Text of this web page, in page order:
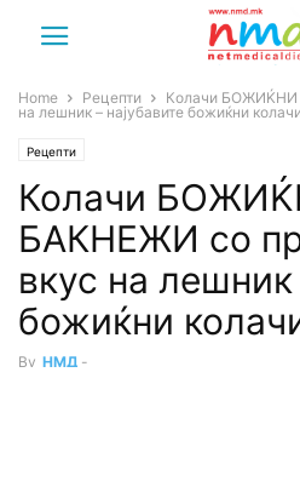
Home Рецепти
Колачи БОЖИЌНИ
на лешник – најубавите божиќни колачи
Рецепти
Колачи
БАКНЕЖИ со
вкус на лешник
божиќни
By НМД -